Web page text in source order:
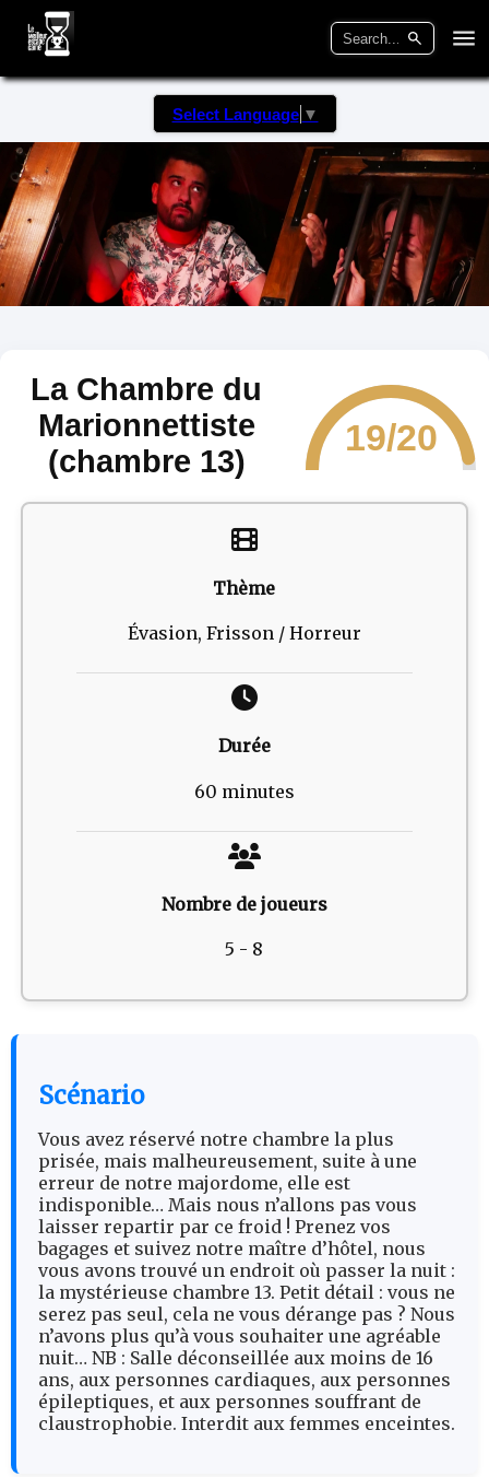
Select Language ▼
La Chambre du
Marionnettiste
(chambre 13)
19/20
Thème
Évasion, Frisson / Horreur
Durée
60 minutes
Nombre de joueurs
5 - 8
Scénario
Vous avez réservé notre chambre la plus
prisée, mais malheureusement, suite à une
erreur de notre majordome, elle est
indisponible… Mais nous n’allons pas vous
laisser repartir par ce froid ! Prenez vos
bagages et suivez notre maître d’hôtel, nous
vous avons trouvé un endroit où passer la nuit :
la mystérieuse chambre 13. Petit détail : vous ne
serez pas seul, cela ne vous dérange pas ? Nous
n’avons plus qu’à vous souhaiter une agréable
nuit… NB : Salle déconseillée aux moins de 16
ans, aux personnes cardiaques, aux personnes
épileptiques, et aux personnes souffrant de
claustrophobie. Interdit aux femmes enceintes.